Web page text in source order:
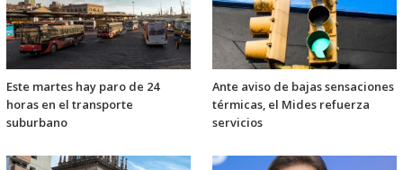
Este martes hay paro de 24
horas en el transporte
suburbano
Ante aviso de bajas sensaciones
térmicas, el Mides refuerza
servicios